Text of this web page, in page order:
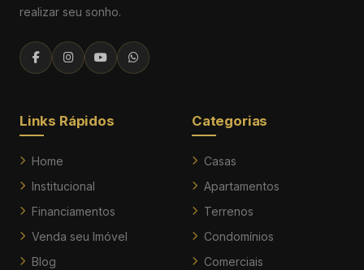
realizar seu sonho.
Links Rápidos
Home
Institucional
Financiamentos
Venda seu Imóvel
Blog
Categorias
Casas
Apartamentos
Terrenos
Condomínios
Comerciais